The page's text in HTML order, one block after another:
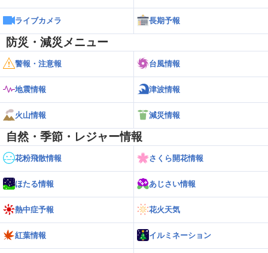
ライブカメラ 長期予報
防災・減災メニュー
警報・注意報 台風情報
地震情報 津波情報
火山情報 減災情報
自然・季節・レジャー情報
花粉飛散情報 さくら開花情報
ほたる情報 あじさい情報
熱中症予報 花火天気
紅葉情報 イルミネーション